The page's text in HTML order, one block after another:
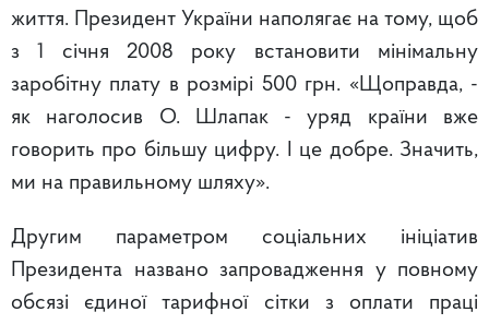
життя. Президент України наполягає на тому, щоб
з 1 січня 2008 року встановити мінімальну
заробітну плату в розмірі 500 грн. «Щоправда, -
як наголосив О. Шлапак - уряд країни вже
говорить про більшу цифру. І це добре. Значить,
ми на правильному шляху».
Другим параметром соціальних ініціатив
Президента названо запровадження у повному
обсязі єдиної тарифної сітки з оплати праці